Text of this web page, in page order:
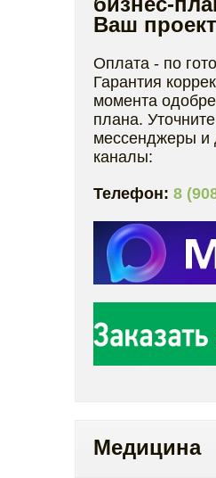
Ваш
Оплата - по
Гарантия
момента
плана.
мессенджеры и
каналы:
Телефон: 8
Медицина